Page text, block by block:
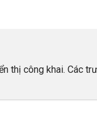
thị công khai. Các